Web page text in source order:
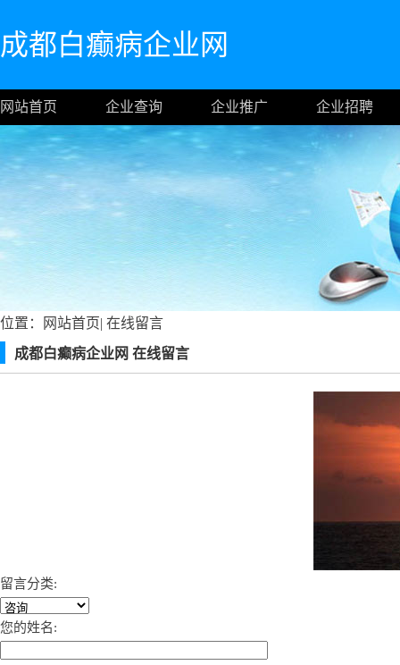
成都白癫病企业网
网站首页 企业查询 企业推广 企业招聘
位置： 网站首页| 在线留言
成都白癫病企业网 在线留言
留言分类:
您的姓名: